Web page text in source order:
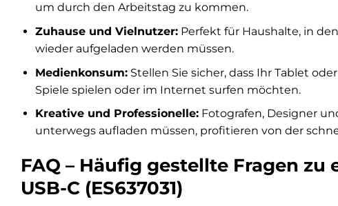
um durch den Arbeitstag zu kommen.
Zuhause und Vielnutzer:Perfekt für Haushalte, in
wieder aufgeladen werden müssen.
Medienkonsum:Stellen Sie sicher, dass Ihr Tablet
Spiele spielen oder im Internet surfen möchten.
Kreative und Professionelle:Fotografen, Designer
unterwegs aufladen müssen, profitieren von der
FAQ – Häufig gestellte Fragen zu
USB-C (ES637031)